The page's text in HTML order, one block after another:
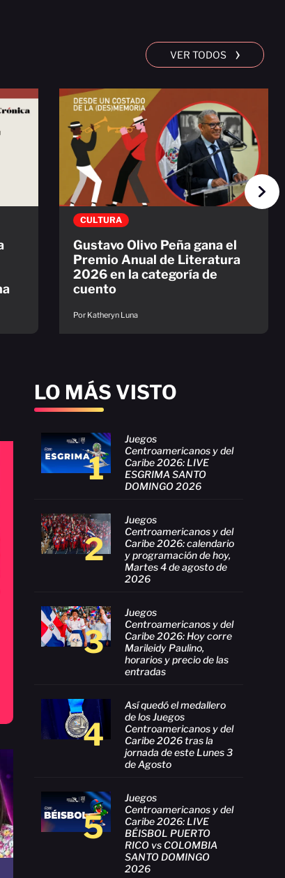
VER TODOS ›
CULTURA
Gustavo Olivo Peña gana el
Premio Anual de Literatura
2026 en la categoría de
cuento
Por Katheryn Luna
LO MÁS VISTO
1
Juegos
Centroamericanos y del
Caribe 2026: LIVE
ESGRIMA SANTO
DOMINGO 2026
2
Juegos
Centroamericanos y del
Caribe 2026: calendario
y programación de hoy,
Martes 4 de agosto de
2026
3
Juegos
Centroamericanos y del
Caribe 2026: Hoy corre
Marileidy Paulino,
horarios y precio de las
entradas
4
Así quedó el medallero
de los Juegos
Centroamericanos y del
Caribe 2026 tras la
jornada de este Lunes 3
de Agosto
5
Juegos
Centroamericanos y del
Caribe 2026: LIVE
BÉISBOL PUERTO
RICO vs COLOMBIA
SANTO DOMINGO
2026